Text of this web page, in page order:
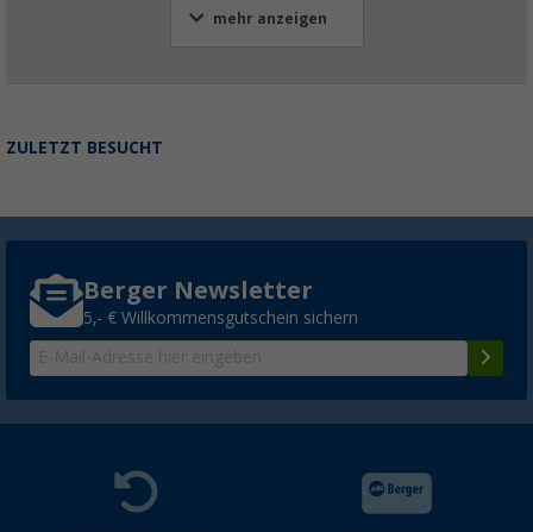
mehr anzeigen
ZULETZT BESUCHT
Berger Newsletter
5,- € Willkommensgutschein sichern